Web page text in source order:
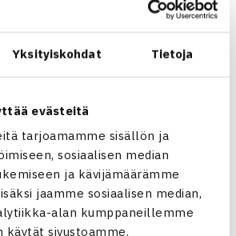
Yksityiskohdat Tietoja
evästeitä
tarjoamamme sisällön ja
sosiaalisen median
ja kävijämäärämme
jaamme sosiaalisen median,
alan kumppaneillemme
sivustoamme.
Challenger-kiertueen kilpailussa Iso-
avauskierroksella neljänneksi
Aleksandar Vukicin (ATP-80)
kierroksella kaatui puolestaan